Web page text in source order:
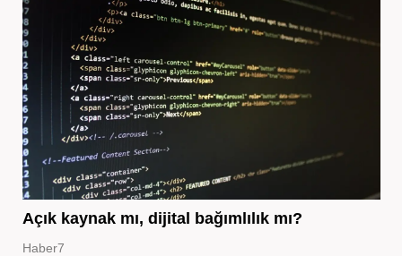
Açık kaynak mı, dijital bağımlılık mı?
Haber7